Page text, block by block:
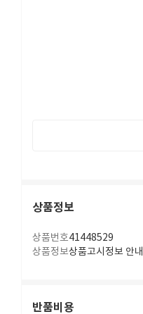
상품정보
상품번호41448529
상품정보상품고시정보 안내
반품비용